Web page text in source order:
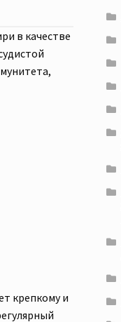
в качестве
крепкому и